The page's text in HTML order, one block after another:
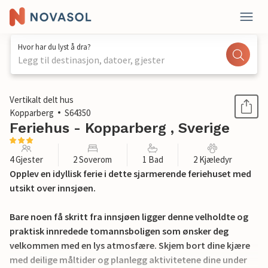
Hvor har du lyst å dra?
Legg til destinasjon, datoer, gjester
1 / 15
Vertikalt delt hus
Kopparberg
S64350
Feriehus - Kopparberg , Sverige
4 Gjester 2 Soverom 1 Bad 2 Kjæledyr
Opplev en idyllisk ferie i dette sjarmerende feriehuset med
utsikt over innsjøen.
Bare noen få skritt fra innsjøen ligger denne velholdte og
praktisk innredede tomannsboligen som ønsker deg
velkommen med en lys atmosfære. Skjem bort dine kjære
med deilige måltider og planlegg aktivitetene dine under